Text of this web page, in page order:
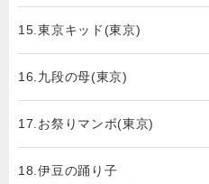
15.東京キッド(東京)
16.九段の母(東京)
17.お祭りマンボ(東京)
18.伊豆の踊り子